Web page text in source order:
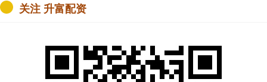
关注 升富配资